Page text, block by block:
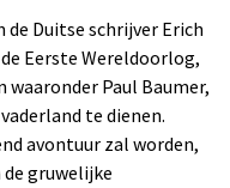
Duitse schrijver Erich
Eerste Wereldoorlog,
Paul Baumer,
te dienen.
avontuur zal worden,
gruwelijke